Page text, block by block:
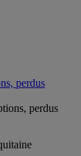
perdus
perdus